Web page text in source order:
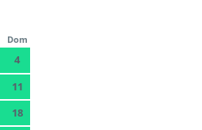
Dom
4
11
18